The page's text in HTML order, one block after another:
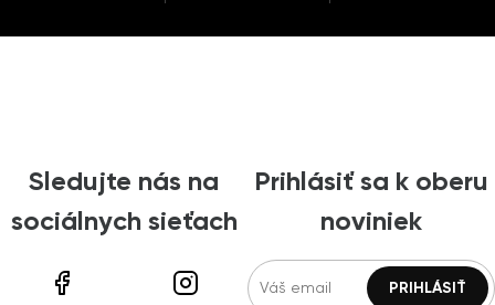
Sledujte nás na
sociálnych sieťach
Prihlásiť sa k oberu
noviniek